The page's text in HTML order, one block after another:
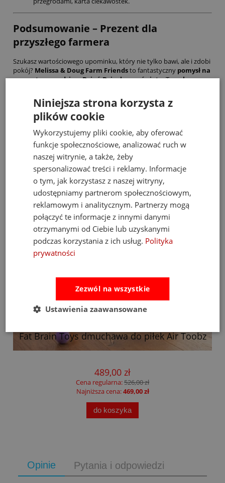
Podsumowanie – Prezent dla
przyszłego farmera
Szukasz wartościowego upominku, który nie tylko bawi, ale i zdobi
pokój? Melissa & Doug Farm Friendsto fantastyczny pomysł na
prezent na urodziny, Dzień Dziecka czy święta. Topolecana
dziecku godziny angażującej, twórczej aktywności.
Zaproś zwierzątka do wspólnej zabawy i stwórz własną farmę
– zamów zestaw Melissa & Doug już dziś!
Bestsellery
Fat Brain Toys dmuchawa do piłek Air Toobz
489,00 zł
Cena regularna:526,00 zł
Najniższa cena:469,00 zł
do koszyka
Opinie Pytania i odpowiedzi
Niniejsza strona korzysta z
plików cookie
Wykorzystujemy pliki cookie, aby oferować
funkcje społecznościowe, analizować ruch w
naszej witrynie, a także, żeby
spersonalizować treści i reklamy. Informacje
o tym, jak korzystasz z naszej witryny,
udostępniamy partnerom społecznościowym,
reklamowym i analitycznym. Partnerzy mogą
połączyć te informacje z innymi danymi
otrzymanymi od Ciebie lub uzyskanymi
podczas korzystania z ich usług. Polityka
prywatności
Zezwól na wszystkie
Ustawienia zaawansowane